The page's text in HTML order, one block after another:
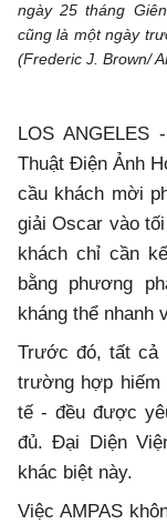
ngày 25 tháng
cũng là một ngày
(Frederic J. Brown/
LOS ANGELES
Thuật Điện Ảnh
cầu khách mời
giải Oscar vào
khách chỉ cần
bằng phương
kháng thể nhanh
Trước đó, tất cả
trường hợp
tế - đều được
đủ. Đại Diện
khác biệt này.
Việc AMPAS